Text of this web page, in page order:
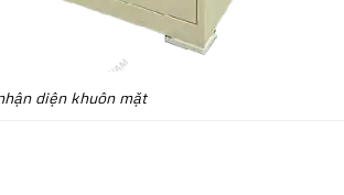
diện khuôn mặt